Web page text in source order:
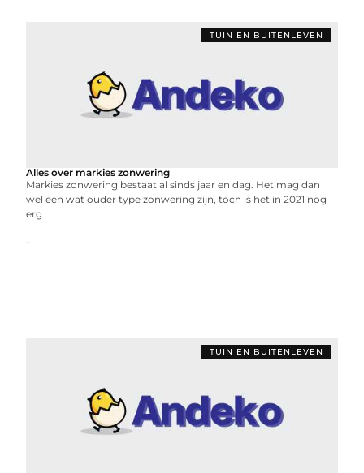
TUIN EN BUITENLEVEN
Alles over markies zonwering
Markies zonwering bestaat al sinds jaar en dag. Het mag dan
wel een wat ouder type zonwering zijn, toch is het in 2021 nog
erg
...
TUIN EN BUITENLEVEN